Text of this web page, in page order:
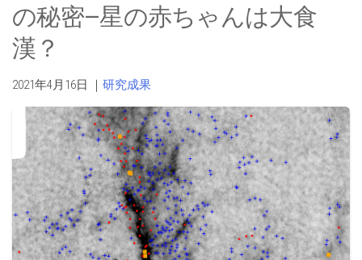
の秘密—星の赤ちゃんは大食
漢？
2021年4月16日 ｜ 研究成果